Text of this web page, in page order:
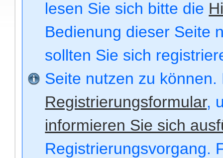
lesen Sie sich bitte die
Bedienung dieser Seite
sollten Sie sich
Seite nutzen zu
Registrierungsformular,
informieren Sie sich
Registrierungsvorgang.